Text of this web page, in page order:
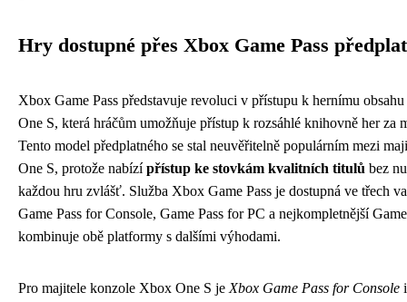
Hry dostupné přes Xbox Game Pass
Xbox Game Pass představuje revoluci v přístupu k hernímu
One S, která hráčům umožňuje přístup k rozsáhlé knihovně her za
Tento model předplatného se stal neuvěřitelně populárním mezi
One S, protože nabízípřístup ke stovkám kvalitních titulů bez
každou hru zvlášť. Služba Xbox Game Pass je dostupná ve třech
Game Pass for Console, Game Pass for PC a nejkompletnější
kombinuje obě platformy s dalšími výhodami.
Pro majitele konzole Xbox One S je Xbox Game Pass for Console